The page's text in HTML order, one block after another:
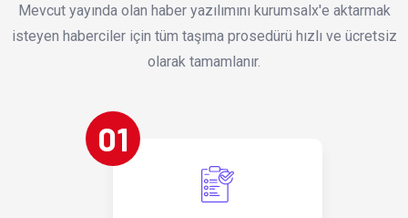
Mevcut yayında olan haber yazılımını kurumsalx'e aktarmak
isteyen haberciler için tüm taşıma prosedürü hızlı ve ücretsiz
olarak tamamlanır.
01